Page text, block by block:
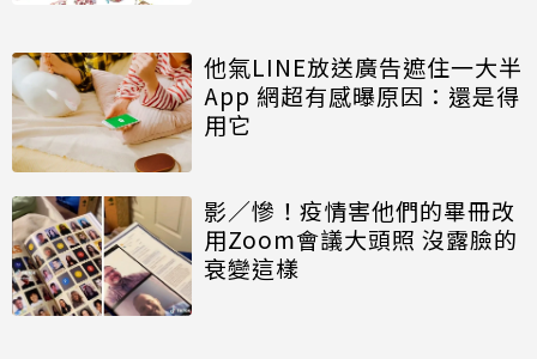
他氣LINE放送廣告遮住一大半
App 網超有感曝原因：還是得
用它
影／慘！疫情害他們的畢冊改
用Zoom會議大頭照 沒露臉的
衰變這樣